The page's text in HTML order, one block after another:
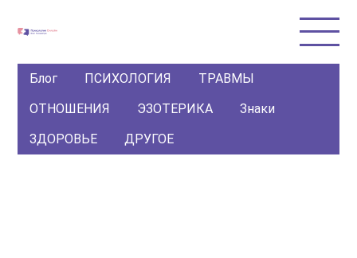
Блог ПСИХОЛОГИЯ
ТРАВМЫ
ОТНОШЕНИЯ
ЭЗОТЕРИКА
Знаки
ЗДОРОВЬЕ
ДРУГОЕ